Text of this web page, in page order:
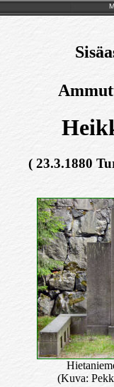
( 23.3.1880
(Kuva: